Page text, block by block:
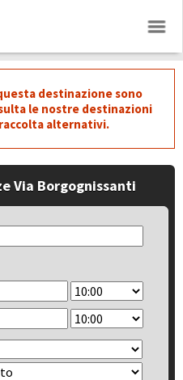
destinazione sono
le nostre destinazioni
alternativi.
Via Borgognissanti